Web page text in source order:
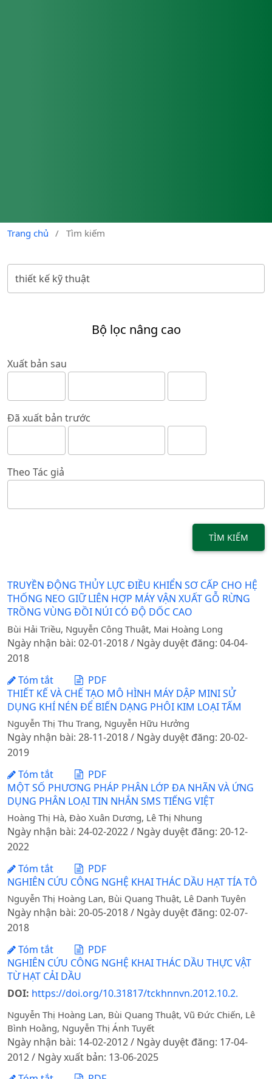
Trang chủ / Tìm kiếm
Bộ lọc nâng cao
Xuất bản sau
Đã xuất bản trước
Theo Tác giả
TÌM KIẾM
TRUYỀN ĐỘNG THỦY LỰC ĐIỀU KHIỂN SƠ CẤP CHO HỆ
THỐNG NEO GIỮ LIÊN HỢP MÁY VẬN XUẤT GỖ RỪNG
TRỒNG VÙNG ĐỒI NÚI CÓ ĐỘ DỐC CAO
Bùi Hải Triều, Nguyễn Công Thuật, Mai Hoàng Long
Ngày nhận bài: 02-01-2018 / Ngày duyệt đăng: 04-04-
2018
Tóm tắt
PDF
THIẾT KẾ VÀ CHẾ TẠO MÔ HÌNH MÁY DẬP MINI SỬ
DỤNG KHÍ NÉN ĐỂ BIẾN DẠNG PHÔI KIM LOẠI TẤM
Nguyễn Thị Thu Trang, Nguyễn Hữu Hưởng
Ngày nhận bài: 28-11-2018 / Ngày duyệt đăng: 20-02-
2019
Tóm tắt
PDF
MỘT SỐ PHƯƠNG PHÁP PHÂN LỚP ĐA NHÃN VÀ ỨNG
DỤNG PHÂN LOẠI TIN NHẮN SMS TIẾNG VIỆT
Hoàng Thị Hà, Đào Xuân Dương, Lê Thị Nhung
Ngày nhận bài: 24-02-2022 / Ngày duyệt đăng: 20-12-
2022
Tóm tắt
PDF
NGHIÊN CỨU CÔNG NGHỆ KHAI THÁC DẦU HẠT TÍA TÔ
Nguyễn Thị Hoàng Lan, Bùi Quang Thuật, Lê Danh Tuyên
Ngày nhận bài: 20-05-2018 / Ngày duyệt đăng: 02-07-
2018
Tóm tắt
PDF
NGHIÊN CỨU CÔNG NGHỆ KHAI THÁC DẦU THỰC VẬT
TỪ HẠT CẢI DẦU
DOI: https://doi.org/10.31817/tckhnnvn.2012.10.2.
Nguyễn Thị Hoàng Lan, Bùi Quang Thuật, Vũ Đức Chiến, Lê
Bình Hoằng, Nguyễn Thị Ánh Tuyết
Ngày nhận bài: 14-02-2012 / Ngày duyệt đăng: 17-04-
2012 / Ngày xuất bản: 13-06-2025